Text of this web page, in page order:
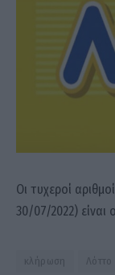
Οι τυχεροί
30/07/2022) είναι
κλήρωση Λόττο